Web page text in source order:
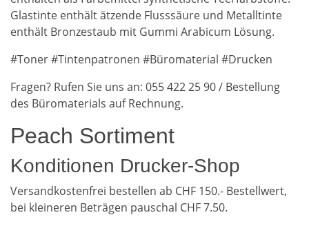
Glastinte enthält ätzende Flusssäure und Metalltinte
enthält Bronzestaub mit Gummi Arabicum Lösung.
#Toner #Tintenpatronen #Büromaterial #Drucken
Fragen? Rufen Sie uns an: 055 422 25 90 / Bestellung
des Büromaterials auf Rechnung.
Peach Sortiment
Konditionen Drucker-Shop
Versandkostenfrei bestellen ab CHF 150.- Bestellwert,
bei kleineren Beträgen pauschal CHF 7.50.